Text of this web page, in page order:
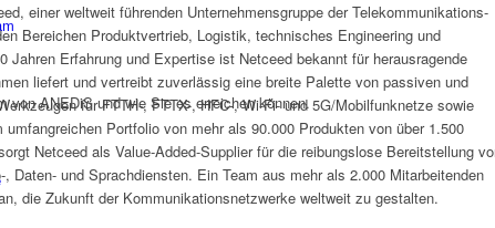
von ANEDiS und wie Sie es erreichen können.
einer weltweit führenden Unternehmensgruppe der Telekommunikations-
Bereichen Produktvertrieb, Logistik, technisches Engineering und
Jahren Erfahrung und Expertise ist Netceed bekannt für herausragende
liefert und vertreibt zuverlässig eine breite Palette von passiven und
für FTTH-, FTTX-, HFC-, Wi-Fi- und 5G/Mobilfunknetze sowie
umfangreichen Portfolio von mehr als 90.000 Produkten von über 1.500
Netceed als Value-Added-Supplier für die reibungslose Bereitstellung
, Daten- und Sprachdiensten. Ein Team aus mehr als 2.000 Mitarbeitenden
die Zukunft der Kommunikationsnetzwerke weltweit zu gestalten.